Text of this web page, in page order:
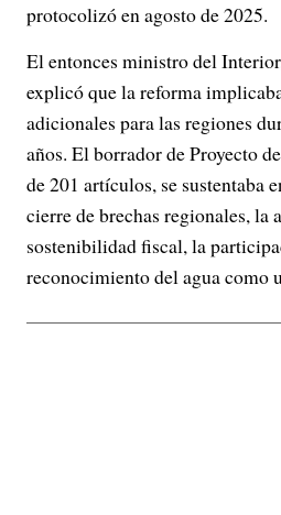
protocolizó en agosto de 2025.
El entonces ministro del
explicó que la reforma
adicionales para las regiones
años. El borrador de Proyecto
de 201 artículos, se sustentaba
cierre de brechas regionales,
sostenibilidad fiscal, la
reconocimiento del agua como